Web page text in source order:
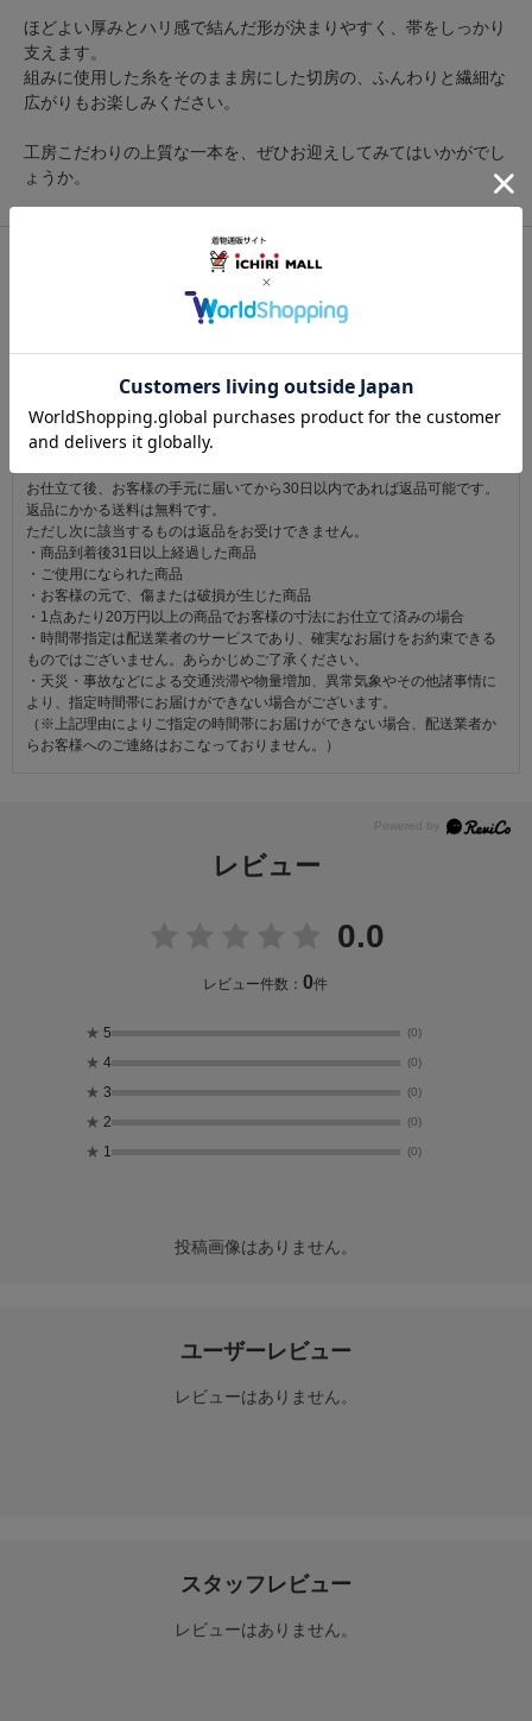
ほどよい厚みとハリ感で結んだ形が決まりやすく、帯をしっかり
支えます。
組みに使用した糸をそのまま房にした切房の、ふんわりと繊細な
広がりもお楽しみください。
工房こだわりの上質な一本を、ぜひお迎えしてみてはいかがでし
ょうか。
帯締（帯〆）/夏物
この商品を見た人は
こちらの商品も見ています
お仕立て後、お客様の手元に届いてから30日以内であれば返品可能です。
返品にかかる送料は無料です。
ただし次に該当するものは返品をお受けできません。
・商品到着後31日以上経過した商品
・ご使用になられた商品
・お客様の元で、傷または破損が生じた商品
・1点あたり20万円以上の商品でお客様の寸法にお仕立て済みの場合
・時間帯指定は配送業者のサービスであり、確実なお届けをお約束できる
ものではございません。あらかじめご了承ください。
・天災・事故などによる交通渋滞や物量増加、異常気象やその他諸事情に
より、指定時間帯にお届けができない場合がございます。
（※上記理由によりご指定の時間帯にお届けができない場合、配送業者か
らお客様へのご連絡はおこなっておりません。）
レビュー
0.0
レビュー件数：0件
★ 5 (0)
★ 4 (0)
★ 3 (0)
★ 2 (0)
★ 1 (0)
投稿画像はありません。
ユーザーレビュー
レビューはありません。
スタッフレビュー
レビューはありません。